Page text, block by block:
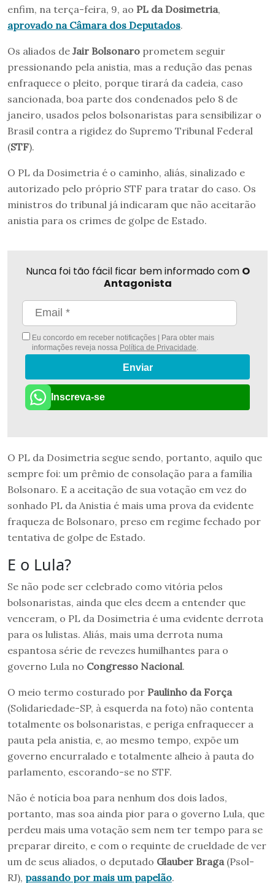
enfim, na terça-feira, 9, ao PL da Dosimetria,
aprovado na Câmara dos Deputados.
Os aliados de Jair Bolsonaro prometem seguir
pressionando pela anistia, mas a redução das penas
enfraquece o pleito, porque tirará da cadeia, caso
sancionada, boa parte dos condenados pelo 8 de
janeiro, usados pelos bolsonaristas para sensibilizar o
Brasil contra a rigidez do Supremo Tribunal Federal
(STF).
O PL da Dosimetria é o caminho, aliás, sinalizado e
autorizado pelo próprio STF para tratar do caso. Os
ministros do tribunal já indicaram que não aceitarão
anistia para os crimes de golpe de Estado.
Nunca foi tão fácil ficar bem informado com O
Antagonista
Eu concordo em receber notificações | Para obter mais
informações reveja nossa Política de Privacidade.
Enviar
Inscreva-se
O PL da Dosimetria segue sendo, portanto, aquilo que
sempre foi: um prêmio de consolação para a família
Bolsonaro. E a aceitação de sua votação em vez do
sonhado PL da Anistia é mais uma prova da evidente
fraqueza de Bolsonaro, preso em regime fechado por
tentativa de golpe de Estado.
E o Lula?
Se não pode ser celebrado como vitória pelos
bolsonaristas, ainda que eles deem a entender que
venceram, o PL da Dosimetria é uma evidente derrota
para os lulistas. Aliás, mais uma derrota numa
espantosa série de revezes humilhantes para o
governo Lula no Congresso Nacional.
O meio termo costurado por Paulinho da Força
(Solidariedade-SP, à esquerda na foto) não contenta
totalmente os bolsonaristas, e periga enfraquecer a
pauta pela anistia, e, ao mesmo tempo, expõe um
governo encurralado e totalmente alheio à pauta do
parlamento, escorando-se no STF.
Não é notícia boa para nenhum dos dois lados,
portanto, mas soa ainda pior para o governo Lula, que
perdeu mais uma votação sem nem ter tempo para se
preparar direito, e com o requinte de crueldade de ver
um de seus aliados, o deputado Glauber Braga(Psol-
RJ), passando por mais um papelão.